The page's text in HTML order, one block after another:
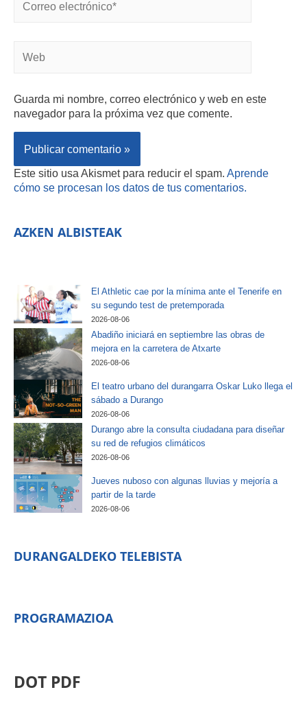
Guarda mi nombre, correo electrónico y web en este
navegador para la próxima vez que comente.
Este sitio usa Akismet para reducir el spam. Aprende
cómo se procesan los datos de tus comentarios.
AZKEN ALBISTEAK
El Athletic cae por la mínima ante el Tenerife en
su segundo test de pretemporada
2026-08-06
Abadiño iniciará en septiembre las obras de
mejora en la carretera de Atxarte
2026-08-06
El teatro urbano del durangarra Oskar Luko llega el
sábado a Durango
2026-08-06
Durango abre la consulta ciudadana para diseñar
su red de refugios climáticos
2026-08-06
Jueves nuboso con algunas lluvias y mejoría a
partir de la tarde
2026-08-06
DURANGALDEKO TELEBISTA
PROGRAMAZIOA
DOT PDF